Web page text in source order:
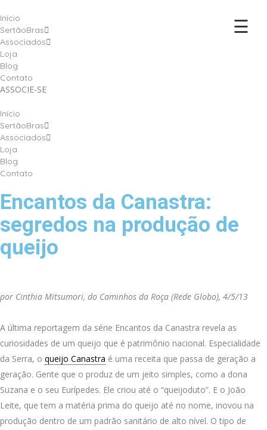
Início
SertãoBras
Associados
Loja
Blog
Contato
ASSOCIE-SE
Início
SertãoBras
Associados
Loja
Blog
Contato
☰
Encantos da Canastra:
segredos na produção de
queijo
por Cinthia Mitsumori, do Caminhos da Roça (Rede Globo), 4/5/13
A última reportagem da série Encantos da Canastra revela as
curiosidades de um queijo que é patrimônio nacional. Especialidade
da Serra, o queijo Canastra é uma receita que passa de geração a
geração. Gente que o produz de um jeito simples, como a dona
Suzana e o seu Eurípedes. Ele criou até o “queijoduto”. E o João
Leite, que tem a matéria prima do queijo até no nome, inovou na
produção dentro de um padrão sanitário de alto nível. O tipo de